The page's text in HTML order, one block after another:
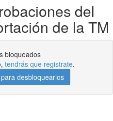
del
de la TM
bloqueados
tendrás que registrate.
desbloquearlos